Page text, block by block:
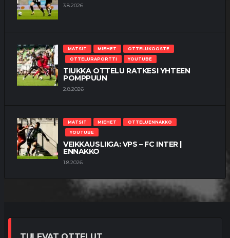
3.8.2026
MATSIT MIEHET
OTTELUKOOSTE
OTTELURAPORTTI
YOUTUBE
TIUKKA OTTELU RATKESI YHTEEN
POMPPUUN
2.8.2026
MATSIT MIEHET
OTTELUENNAKKO
YOUTUBE
VEIKKAUSLIIGA: VPS – FC INTER |
ENNAKKO
1.8.2026